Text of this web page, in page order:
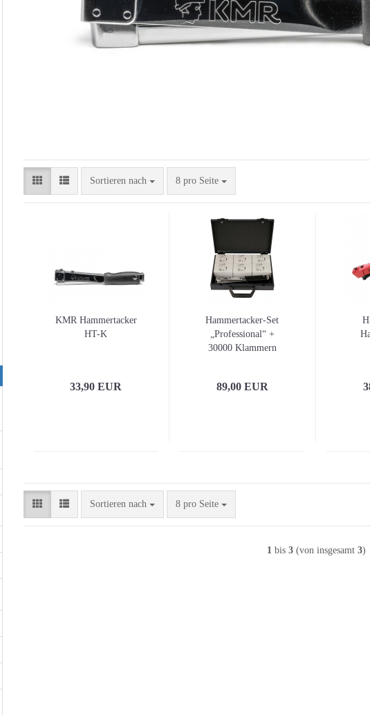
Sortieren nach
Sortieren nach 8 pro Seite
pro Seite
KMR Hammertacker
HT-K
33,90 EUR
Hammertacker-Set
„Professional“ +
30000 Klammern
89,00 EUR
Sortieren nach
Sortieren nach 8 pro Seite
pro Seite
1bis 3(von insgesamt 3)